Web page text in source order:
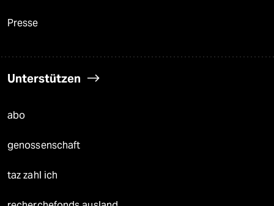
Presse
Unterstützen
abo
genossenschaft
taz zahl ich